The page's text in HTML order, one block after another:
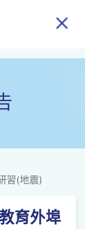
習(地震)
育外埠